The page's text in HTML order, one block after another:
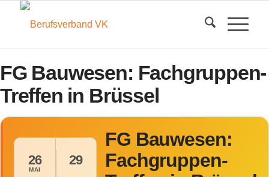
FG Bauwesen: Fachgruppen-
Treffen in Brüssel
26
MAI
29
FG Bauwesen:
Fachgruppen-